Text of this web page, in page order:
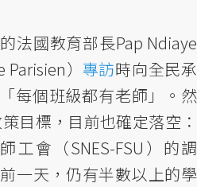
法國教育部長Pap Ndiaye
） 專訪時向全民承
每個班級都有老師」。然
目標，目前也確定落空：
工會（SNES-FSU）的調
一天，仍有半數以上的學